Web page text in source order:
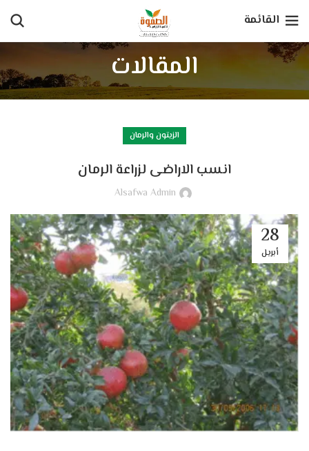
القائمة
المقالات
الزيتون والرمان
انسب الاراضى لزراعة الرمان
Alsafwa Admin
28
أبريل